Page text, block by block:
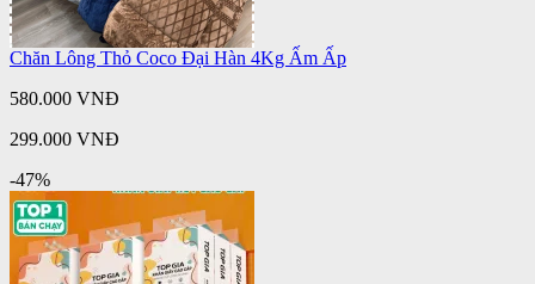
Chăn Lông Thỏ Coco Đại Hàn 4Kg Ấm Ấp
580.000 VNĐ
299.000 VNĐ
-47%